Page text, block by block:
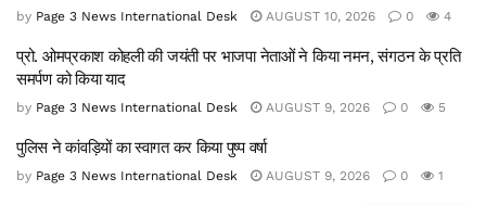
by Page 3 News International Desk AUGUST 10, 2026 0 4
प्रो. ओमप्रकाश कोहली की जयंती पर भाजपा नेताओं ने किया नमन, संगठन के प्रति
समर्पण को किया याद
by Page 3 News International Desk AUGUST 9, 2026 0 5
पुलिस ने कांवड़ियों का स्वागत कर किया पुष्प वर्षा
by Page 3 News International Desk AUGUST 9, 2026 0 1